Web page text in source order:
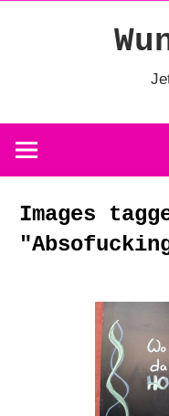
Images